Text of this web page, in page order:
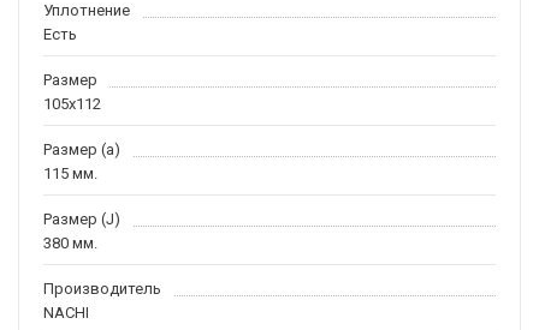
Уплотнение
Есть
Размер
105x112
Размер (a)
115 мм.
Размер (J)
380 мм.
Производитель
NACHI